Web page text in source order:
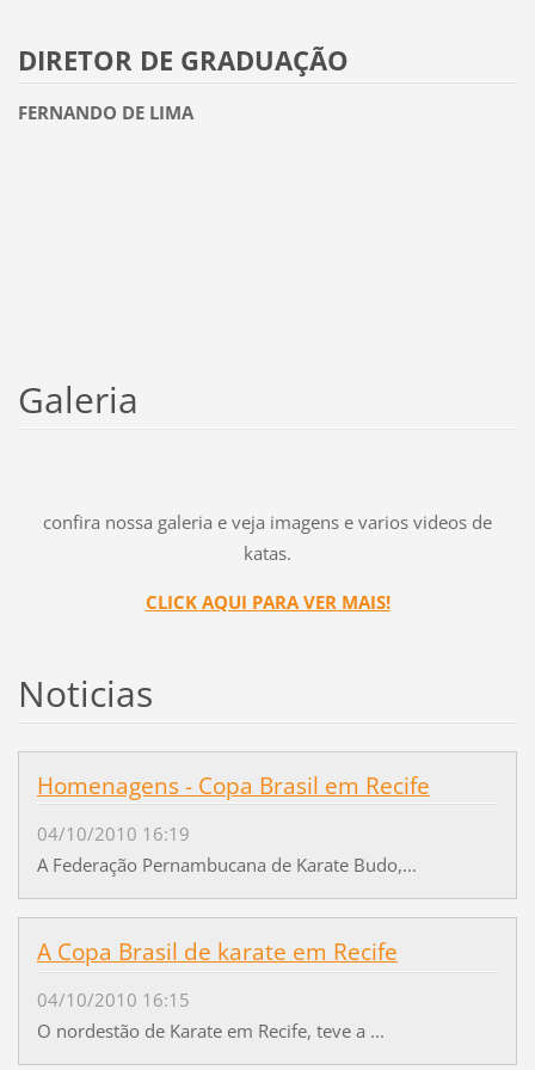
DIRETOR DE GRADUAÇÃO
FERNANDO DE LIMA
Galeria
confira nossa galeria e veja imagens e varios videos de
katas.
CLICK AQUI PARA VER MAIS!
Noticias
Homenagens - Copa Brasil em Recife
04/10/2010 16:19
A Federação Pernambucana de Karate Budo,...
A Copa Brasil de karate em Recife
04/10/2010 16:15
O nordestão de Karate em Recife, teve a ...